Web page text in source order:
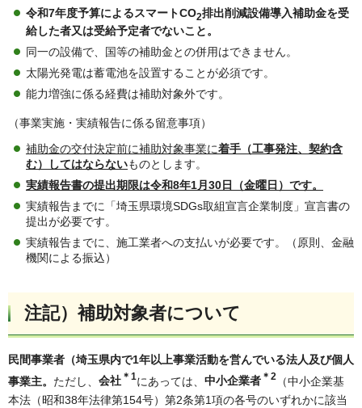
令和7年度予算によるスマートCO2排出削減設備導入補助金を受
給した者又は受給予定者でないこと。
同一の設備で、国等の補助金との併用はできません。
太陽光発電は蓄電池を設置することが必須です。
能力増強に係る経費は補助対象外です。
（事業実施・実績報告に係る留意事項）
補助金の交付決定前に補助対象事業に着手（工事発注、契約含
む）してはならないものとします。
実績報告書の提出期限は令和8年1月30日（金曜日）です。
実績報告までに「埼玉県環境SDGs取組宣言企業制度」宣言書の
提出が必要です。
実績報告までに、施工業者への支払いが必要です。（原則、金融
機関による振込）
注記）補助対象者について
民間事業者（埼玉県内で1年以上事業活動を営んでいる法人及び個人
事業主。 ただし、 会社 ＊1にあっては、 中小企業者 ＊2
（中小企業基
本法（昭和38年法律第154号）第2条第1項の各号のいずれかに該当